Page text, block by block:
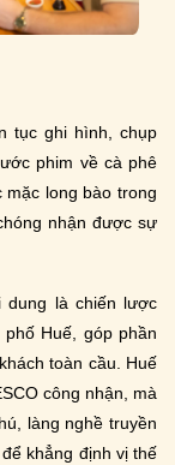
tục ghi hình, chụp
phim về cà phê
mặc long bào trong
nhận được sự
dung là chiến lược
Huế, góp phần
toàn cầu. Huế
công nhận, mà
làng nghề truyền
khẳng định vị thế